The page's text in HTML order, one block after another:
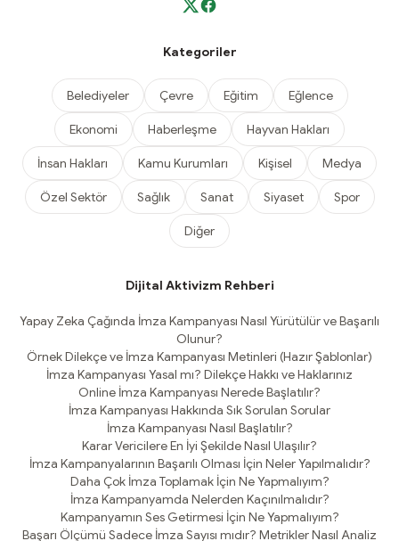
Kategoriler
Belediyeler Çevre Eğitim Eğlence
Ekonomi Haberleşme Hayvan Hakları
İnsan Hakları Kamu Kurumları Kişisel Medya
Özel Sektör Sağlık Sanat Siyaset Spor
Diğer
Dijital Aktivizm Rehberi
Yapay Zeka Çağında İmza Kampanyası Nasıl Yürütülür ve Başarılı
Olunur?
Örnek Dilekçe ve İmza Kampanyası Metinleri (Hazır Şablonlar)
İmza Kampanyası Yasal mı? Dilekçe Hakkı ve Haklarınız
Online İmza Kampanyası Nerede Başlatılır?
İmza Kampanyası Hakkında Sık Sorulan Sorular
İmza Kampanyası Nasıl Başlatılır?
Karar Vericilere En İyi Şekilde Nasıl Ulaşılır?
İmza Kampanyalarının Başarılı Olması İçin Neler Yapılmalıdır?
Daha Çok İmza Toplamak İçin Ne Yapmalıyım?
İmza Kampanyamda Nelerden Kaçınılmalıdır?
Kampanyamın Ses Getirmesi İçin Ne Yapmalıyım?
Başarı Ölçümü Sadece İmza Sayısı mıdır? Metrikler Nasıl Analiz